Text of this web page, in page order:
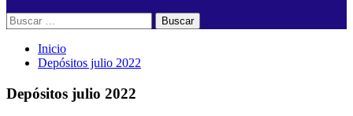
Buscar:
Inicio
Depósitos julio 2022
Depósitos julio 2022